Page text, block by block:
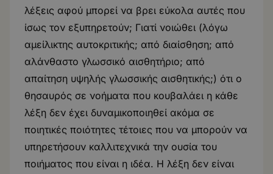
λέξεις αφού μπορεί να βρει εύκολα αυτές που
ίσως τον εξυπηρετούν; Γιατί νοιώθει (λόγω
αμείλικτης αυτοκριτικής; από διαίσθηση; από
αλάνθαστο γλωσσικό αισθητήριο; από
απαίτηση υψηλής γλωσσικής αισθητικής;) ότι ο
θησαυρός σε νοήματα που κουβαλάει η κάθε
λέξη δεν έχει δυναμικοποιηθεί ακόμα σε
ποιητικές ποιότητες τέτοιες που να μπορούν να
υπηρετήσουν καλλιτεχνικά την ουσία του
ποιήματος που είναι η ιδέα. Η λέξη δεν είναι